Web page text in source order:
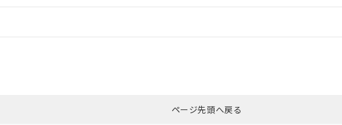
ダウンロードはこちらページ先頭へ戻る